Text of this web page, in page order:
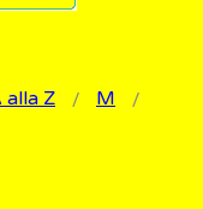
alla Z
M